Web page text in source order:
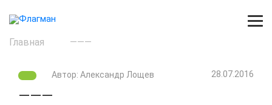
Главная ———
Автор: Александр Лощев 28.07.2016
———